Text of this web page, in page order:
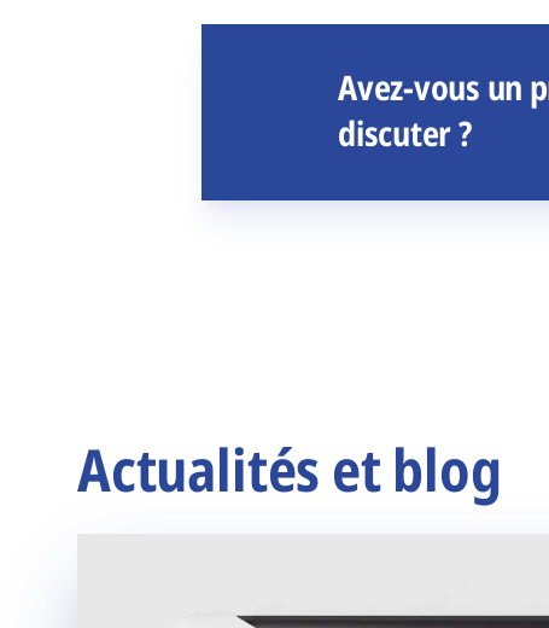
Avez-vous un
discuter ?
Actualités et blog